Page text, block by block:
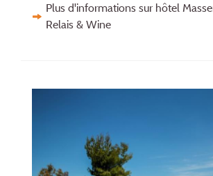
Plus d'informations sur hôtel
Relais & Wine